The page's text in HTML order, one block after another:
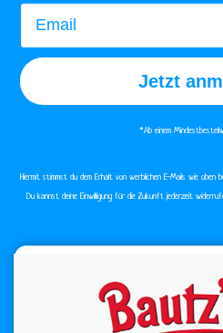
Email
Jetzt
*Ab einem
Hiermit stimmst du dem Erhalt von werblichen E-Mails wie oben
Du kannst deine Einwilligung für die Zukunft jederzeit